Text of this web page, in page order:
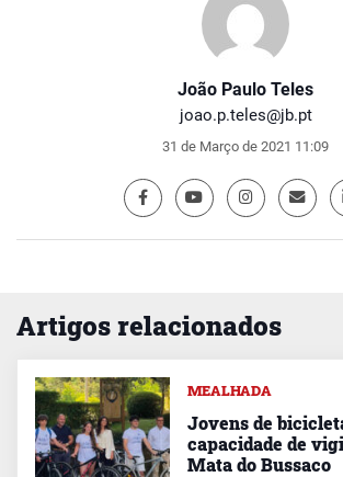
João Paulo Teles
joao.p.teles@jb.pt
31 de Março de 2021 11:09
Artigos relacionados
MEALHADA
Jovens de
capacidade de
Mata do Bussaco